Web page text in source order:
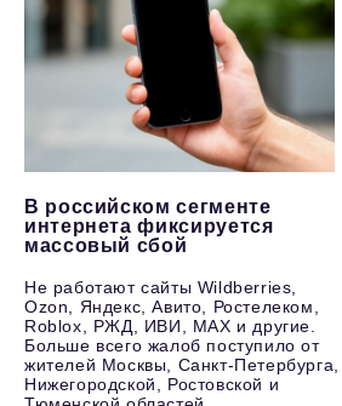
В российском сегменте
интернета фиксируется
массовый сбой
Не работают сайты Wildberries,
Ozon, Яндекс, Авито, Ростелеком,
Roblox, РЖД, ИВИ, MAX и другие.
Больше всего жалоб поступило от
жителей Москвы, Санкт-Петербурга,
Нижегородской, Ростовской и